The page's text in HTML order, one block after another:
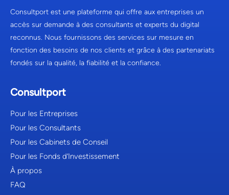
Consultport est une plateforme qui offre aux entreprises un
accès sur demande à des consultants et experts du digital
reconnus. Nous fournissons des services sur mesure en
fonction des besoins de nos clients et grâce à des partenariats
fondés sur la qualité, la fiabilité et la confiance.
Consultport
Pour les Entreprises
Pour les Consultants
Pour les Cabinets de Conseil
Pour les Fonds d’Investissement
À propos
FAQ